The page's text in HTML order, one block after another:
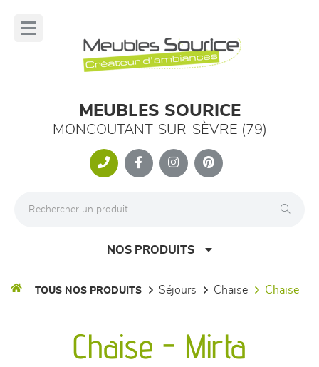
MEUBLES SOURICE
MONCOUTANT-SUR-SÈVRE (79)
NOS PRODUITS
TOUS NOS PRODUITS séjours chaise chaise
Chaise - Mirta